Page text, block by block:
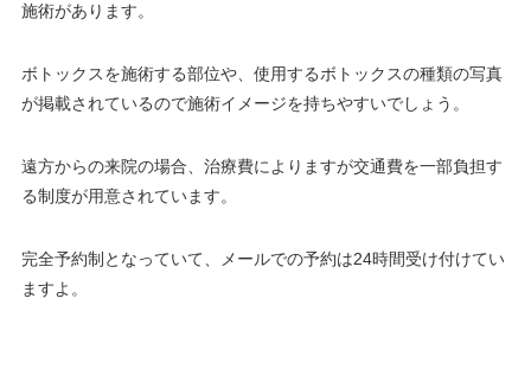
施術があります。
ボトックスを施術する部位や、使用するボトックスの種類の写真
が掲載されているので施術イメージを持ちやすいでしょう。
遠方からの来院の場合、治療費によりますが交通費を一部負担す
る制度が用意されています。
完全予約制となっていて、メールでの予約は24時間受け付けてい
ますよ。